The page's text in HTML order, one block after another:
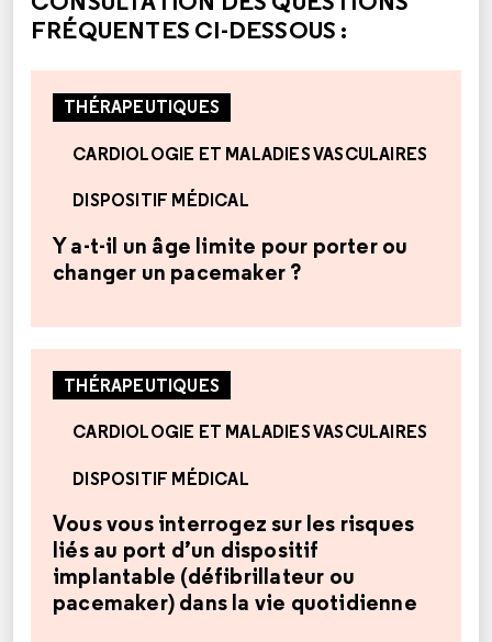
FRÉQUENTES CI-DESSOUS :
THÉRAPEUTIQUES
CARDIOLOGIE ET MALADIES VASCULAIRES
DISPOSITIF MÉDICAL
Y a-t-il un âge limite pour porter ou
changer un pacemaker ?
THÉRAPEUTIQUES
CARDIOLOGIE ET MALADIES VASCULAIRES
DISPOSITIF MÉDICAL
Vous vous interrogez sur les risques
liés au port d’un dispositif
implantable (défibrillateur ou
pacemaker) dans la vie quotidienne